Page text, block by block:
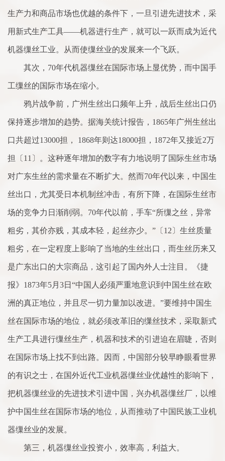
生产力和商品市场也优越的条件下，一旦引进先进技术，采
用新式生产工具——机器进行生产，就可以一跃而成为近代
机器缫丝工业。从而使缫丝业的发展来一个飞跃。
其次，70年代机器缫丝在国际市场上显优势，而中国手
工缫丝的国际市场在缩小。
鸦片战争前，广州生丝出口频年上升，战后生丝出口仍
保持逐步增加的趋势。据海关统计报告，1865年广州生丝出
口共超过13000担， 1868年则达18000担，1872年又接近2万
担〔11〕。这种逐年增加的数字有力地说明了国际生丝市场
对广东生丝的需求量在不断扩大。然而70年代以来，中国生
丝出口，尤其受日本机制丝冲击，有所下降，在国际生丝市
场的竞争力日渐削弱。70年代以前，手车“所缫之丝，异常
粗劣，其价亦贱，其成本轻，起丝亦少。”〔12〕生丝质量
粗劣，在一定程度上影响了当地的生丝出口，而生丝历来又
是广东出口的大宗商品，这引起了国内外人士注目。《捷
报》1873年5月3日“中国人必须严重地意识到中国生丝在欧
洲的真正地位，并且尽一切力量加以改进。”要维持中国生
丝在国际市场的地位，就必须改革旧的缫丝技术，采取新式
生产工具进行缫丝生产，机器和技术的引进迫在眉睫，否则
在国际市场上找不到出路。因而，中国部分较早睁眼看世界
的有识之士，在国外近代工业机器缫丝业优越性的影响下，
把机器缫丝业的先进技术引进中国，兴办机器缫丝厂，以维
护中国生丝在国际市场的地位，从而推动了中国民族工业机
器缫丝业的发展。
第三，机器缫丝业投资小，效率高，利益大。